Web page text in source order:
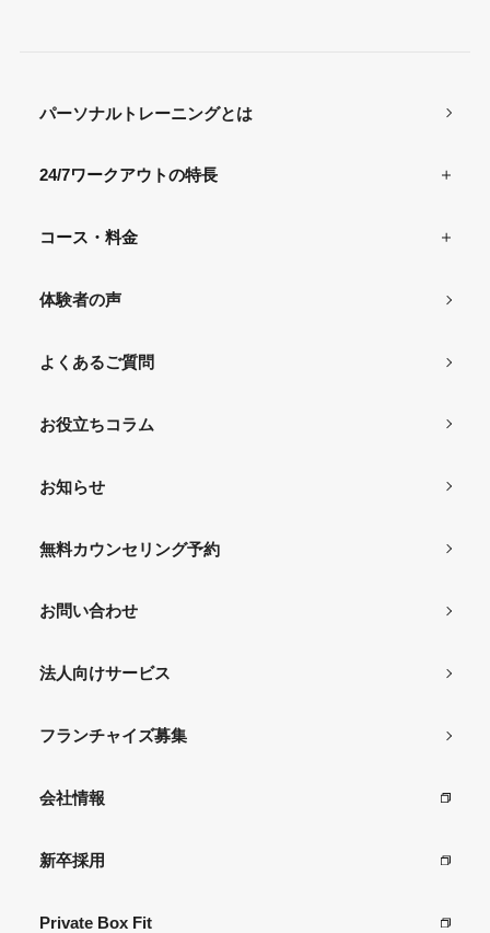
パーソナルトレーニングとは
24/7ワークアウトの特長
コース・料金
体験者の声
よくあるご質問
お役立ちコラム
お知らせ
無料カウンセリング予約
お問い合わせ
法人向けサービス
フランチャイズ募集
会社情報
新卒採用
Private Box Fit